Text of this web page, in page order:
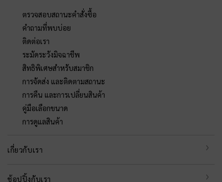
ตรวจสอบสถานะคำสั่งซื้อ
คำถามที่พบบ่อย
ติดต่อเรา
ระมัดระวังมิจฉาชีพ
สิทธิพิเศษสำหรับสมาชิก
การจัดส่ง และติดตามสถานะ
การคืน และการเปลี่ยนสินค้า
คู่มือเลือกขนาด
การดูแลสินค้า
เกี่ยวกับเรา
ช้อปปิ้งกับเรา